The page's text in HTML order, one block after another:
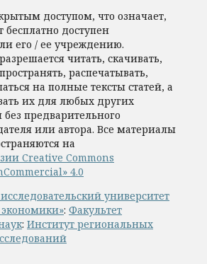
доступом, что означает,
бесплатно доступен
его / ее учреждению.
читать, скачивать,
распечатывать,
на полные тексты статей, а
их для любых других
предварительного
или автора. Все материалы
на
Creative Commons
4.0
университет
: Факультет
: Институт региональных